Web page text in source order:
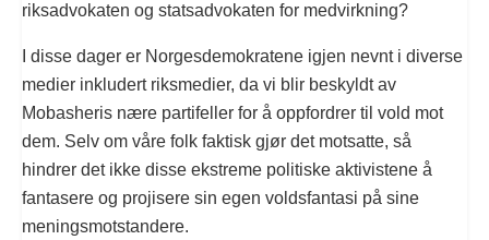
riksadvokaten og statsadvokaten for medvirkning?
I disse dager er Norgesdemokratene igjen nevnt i diverse
medier inkludert riksmedier, da vi blir beskyldt av
Mobasheris nære partifeller for å oppfordrer til vold mot
dem. Selv om våre folk faktisk gjør det motsatte, så
hindrer det ikke disse ekstreme politiske aktivistene å
fantasere og projisere sin egen voldsfantasi på sine
meningsmotstandere.